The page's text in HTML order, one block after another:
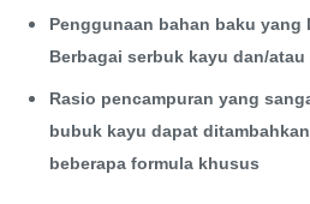
Penggunaan bahan baku yang
Berbagai serbuk kayu dan/atau
Rasio pencampuran yang
bubuk kayu dapat
beberapa formula khusus